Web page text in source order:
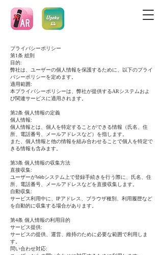
プライバシーポリシー
第1条 総則
目的:
弊社は、ユーザーの個人情報を保護するために、以下のプライ
バシーポリシーを定めます。
適用範囲:
本プライバシーポリシーは、弊社が提供するARシステムおよ
び関連サービスに適用されます。
第2条 個人情報の定義
個人情報:
個人情報とは、個人を特定することができる情報（氏名、住
所、電話番号、メールアドレスなど）を指します。
また、個人情報と他の情報を組み合わせることで個人を特定で
きる情報も含みます。
第3条 個人情報の収集方法
直接収集:
ユーザーがWebシステム上で登録手続きを行う際に、氏名、住
所、電話番号、メールアドレスなどを直接収集します。
自動収集:
サービス利用中に、IPアドレス、ブラウザ種別、利用履歴など
を自動的に収集する場合があります。
第4条 個人情報の利用目的
サービス提供:
サービスの提供、運営、維持のために必要な範囲で利用しま
す。
問い合わせ対応: